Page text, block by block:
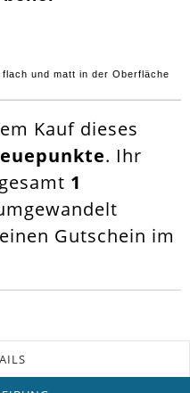
und matt in der Oberfläche
Kauf dieses
. Ihr
1
Gutschein im